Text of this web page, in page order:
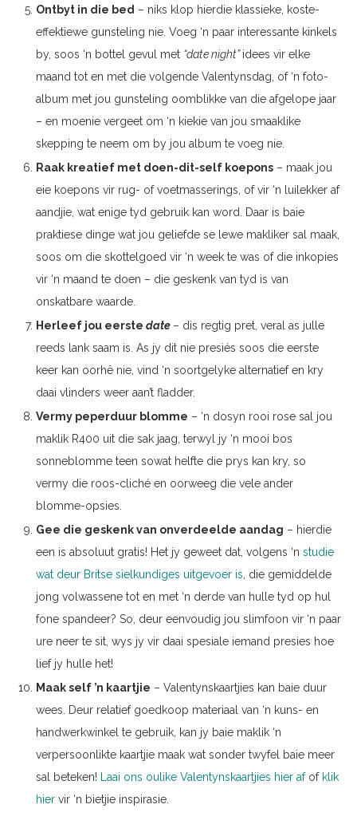
Ontbyt in die bed – niks klop hierdie klassieke, koste-
effektiewe gunsteling nie. Voeg ‘n paar interessante kinkels
by, soos ‘n bottel gevul met “date night”idees vir elke
maand tot en met die volgende Valentynsdag, of ‘n foto-
album met jou gunsteling oomblikke van die afgelope jaar
– en moenie vergeet om ‘n kiekie van jou smaaklike
skepping te neem om by jou album te voeg nie.
Raak kreatief met doen-dit-self koepons – maak jou
eie koepons vir rug- of voetmasserings, of vir ‘n luilekker af
aandjie, wat enige tyd gebruik kan word. Daar is baie
praktiese dinge wat jou geliefde se lewe makliker sal maak,
soos om die skottelgoed vir ‘n week te was of die inkopies
vir ‘n maand te doen – die geskenk van tyd is van
onskatbare waarde.
Herleef jou eerste date – dis regtig pret, veral as julle
reeds lank saam is. As jy dit nie presiés soos die eerste
keer kan oorhê nie, vind ‘n soortgelyke alternatief en kry
daai vlinders weer aan’t fladder.
Vermy peperduur blomme – ‘n dosyn rooi rose sal jou
maklik R400 uit die sak jaag, terwyl jy ‘n mooi bos
sonneblomme teen sowat helfte die prys kan kry, so
vermy die roos-cliché en oorweeg die vele ander
blomme-opsies.
Gee die geskenk van onverdeelde aandag – hierdie
een is absoluut gratis! Het jy geweet dat, volgens ‘n studie
wat deur Britse sielkundiges uitgevoer is , die gemiddelde
jong volwassene tot en met ‘n derde van hulle tyd op hul
fone spandeer? So, deur eenvoudig jou slimfoon vir ‘n paar
ure neer te sit, wys jy vir daai spesiale iemand presies hoe
lief jy hulle het!
Maak self ’n kaartjie – Valentynskaartjies kan baie duur
wees. Deur relatief goedkoop materiaal van ‘n kuns- en
handwerkwinkel te gebruik, kan jy baie maklik ‘n
verpersoonlikte kaartjie maak wat sonder twyfel baie meer
sal beteken!
Laai ons oulike Valentynskaartjies hier afof klik
hier vir ‘n bietjie inspirasie.